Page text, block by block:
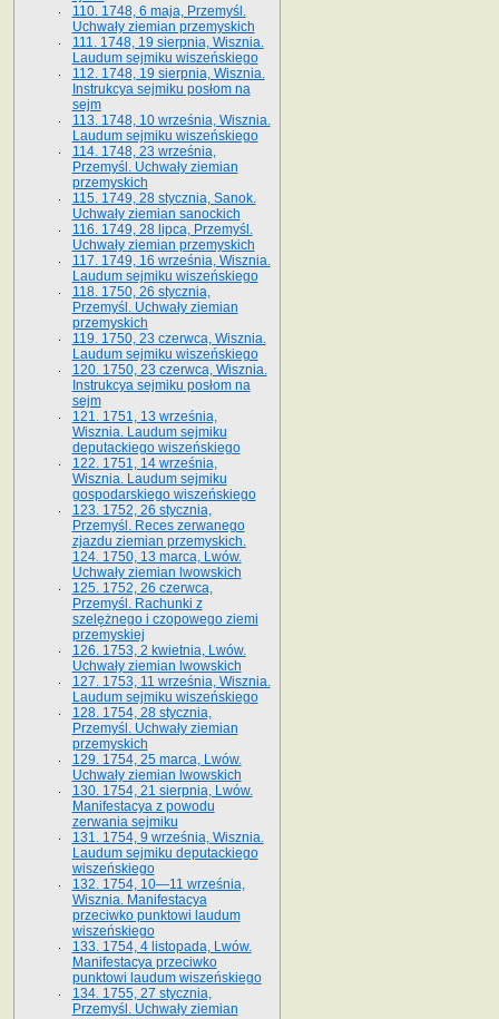
110. 1748, 6 maja, Przemyśl.
Uchwały ziemian przemyskich
111. 1748, 19 sierpnia, Wisznia.
Laudum sejmiku wiszeńskiego
112. 1748, 19 sierpnia, Wisznia.
Instrukcya sejmiku posłom na
sejm
113. 1748, 10 września, Wisznia.
Laudum sejmiku wiszeńskiego
114. 1748, 23 września,
Przemyśl. Uchwały ziemian
przemyskich
115. 1749, 28 stycznia, Sanok.
Uchwały ziemian sanockich
116. 1749, 28 lipca, Przemyśl.
Uchwały ziemian przemyskich
117. 1749, 16 września, Wisznia.
Laudum sejmiku wiszeńskiego
118. 1750, 26 stycznia,
Przemyśl. Uchwały ziemian
przemyskich
119. 1750, 23 czerwca, Wisznia.
Laudum sejmiku wiszeńskiego
120. 1750, 23 czerwca, Wisznia.
Instrukcya sejmiku posłom na
sejm
121. 1751, 13 września,
Wisznia. Laudum sejmiku
deputackiego wiszeńskiego
122. 1751, 14 września,
Wisznia. Laudum sejmiku
gospodarskiego wiszeńskiego
123. 1752, 26 stycznia,
Przemyśl. Reces zerwanego
zjazdu ziemian przemyskich.
124. 1750, 13 marca, Lwów.
Uchwały ziemian lwowskich
125. 1752, 26 czerwca,
Przemyśl. Rachunki z
szelężnego i czopowego ziemi
przemyskiej
126. 1753, 2 kwietnia, Lwów.
Uchwały ziemian lwowskich
127. 1753, 11 września, Wisznia.
Laudum sejmiku wiszeńskiego
128. 1754, 28 stycznia,
Przemyśl. Uchwały ziemian
przemyskich
129. 1754, 25 marca, Lwów.
Uchwały ziemian lwowskich
130. 1754, 21 sierpnia, Lwów.
Manifestacya z powodu
zerwania sejmiku
131. 1754, 9 września, Wisznia.
Laudum sejmiku deputackiego
wiszeńskiego
132. 1754, 10—11 września,
Wisznia. Manifestacya
przeciwko punktowi laudum
wiszeńskiego
133. 1754, 4 listopada, Lwów.
Manifestacya przeciwko
punktowi laudum wiszeńskiego
134. 1755, 27 stycznia,
Przemyśl. Uchwały ziemian